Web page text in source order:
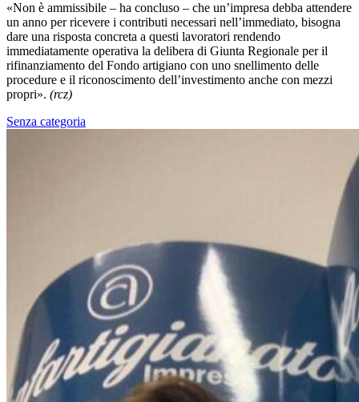
«Non è ammissibile – ha concluso – che un’impresa debba attendere
un anno per ricevere i contributi necessari nell’immediato, bisogna
dare una risposta concreta a questi lavoratori rendendo
immediatamente operativa la delibera di Giunta Regionale per il
rifinanziamento del Fondo artigiano con uno snellimento delle
procedure e il riconoscimento dell’investimento anche con mezzi
propri». (rcz)
Senza categoria